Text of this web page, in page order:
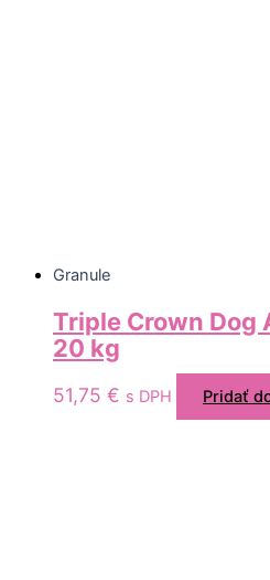
Granule
Triple Crown Dog
20 kg
51,75 € s DPH Pridať